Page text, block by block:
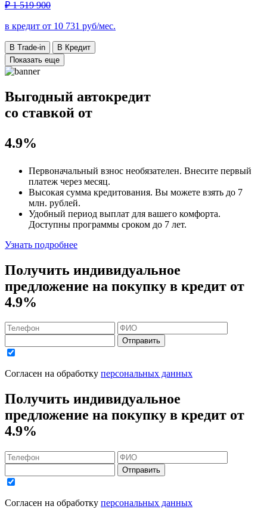
₽ 1 519 900
в кредит от 10 731 руб/мес.
В Trade-in
В Кредит
Показать еще
Выгодный автокредит
со ставкой от
4.9%
Первоначальный взнос необязателен. Внесите первый
платеж через месяц.
Высокая сумма кредитования. Вы можете взять до 7
млн. рублей.
Удобный период выплат для вашего комфорта.
Доступны программы сроком до 7 лет.
Узнать подробнее
Получить индивидуальное
предложение на покупку в кредит от
4.9%
Отправить
Согласен на обработку персональных данных
Получить индивидуальное
предложение на покупку в кредит от
4.9%
Отправить
Согласен на обработку персональных данных